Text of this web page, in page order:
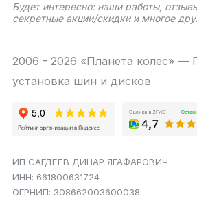
Будет интересно: наши работы,
секретные акции/скидки и многое
2006 - 2026 «Планета колес» —
установка шин и дисков
ИП САГДЕЕВ ДИНАР ЯГАФАРОВИЧ
ИНН: 661800631724
ОГРНИП: 308662003600038